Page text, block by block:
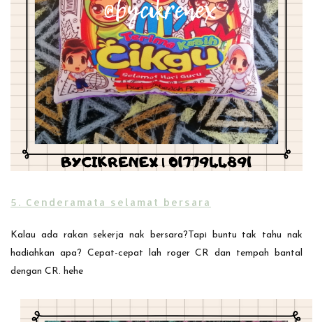
5. Cenderamata selamat bersara
Kalau ada rakan sekerja nak bersara?Tapi buntu tak tahu nak
hadiahkan apa? Cepat-cepat lah roger CR dan tempah bantal
dengan CR. hehe